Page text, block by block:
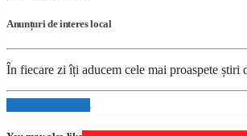
Anunțuri de interes local
În fiecare zi îți aducem cele mai proaspete
Info and episodes